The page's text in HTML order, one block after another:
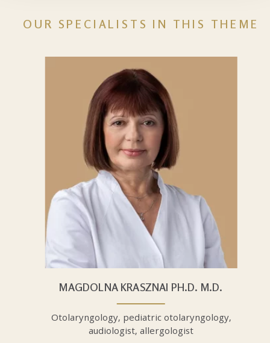
OUR SPECIALISTS IN THIS THEME
MAGDOLNA KRASZNAI PH.D. M.D.
Otolaryngology, pediatric otolaryngology,
audiologist, allergologist